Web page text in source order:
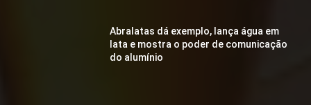
Abralatas dá exemplo, lança água em
lata e mostra o poder de comunicação
do alumínio